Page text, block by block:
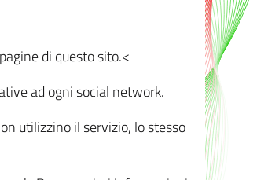
di questo sito.<
ad ogni social network.
utilizzino il servizio, lo stesso